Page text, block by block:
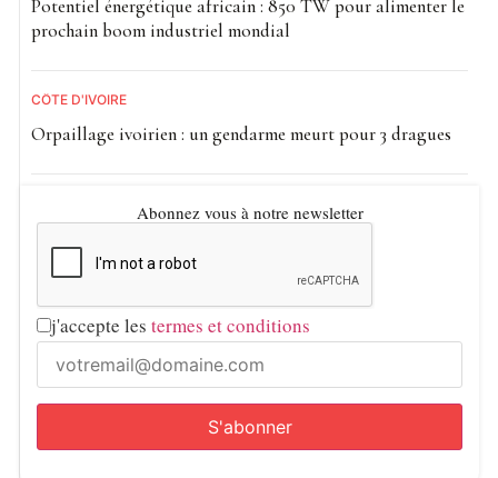
Potentiel énergétique africain : 850 TW pour alimenter le
prochain boom industriel mondial
CÔTE D'IVOIRE
Orpaillage ivoirien : un gendarme meurt pour 3 dragues
Abonnez vous à notre newsletter
j'accepte les termes et conditions